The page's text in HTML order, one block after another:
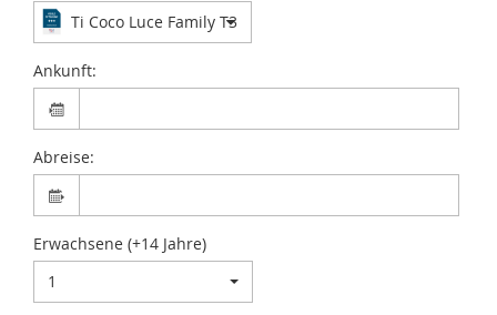
Ti Coco Luce Family T3
Ankunft:
Abreise:
Erwachsene (+14 Jahre)
1